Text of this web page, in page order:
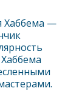
Хаббема —